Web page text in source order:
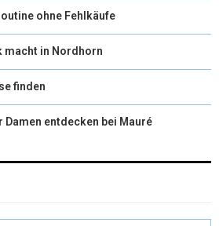
ohne Fehlkäufe
macht in Nordhorn
finden
entdecken bei Mauré